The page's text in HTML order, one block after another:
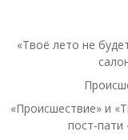
«Твоё лето не
«Происшествие» и
пост-пати